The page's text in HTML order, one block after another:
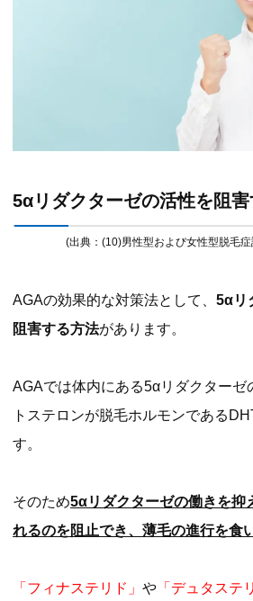
5αリダクターゼの活性を阻害
(出典：(10)男性型および女性型脱毛
AGAの効果的な対策法として、 5αリ
阻害する方法があります。
AGAでは体内にある5αリダクターゼ
トステロンが脱毛ホルモンである
す。
そのため5αリダクターゼの働きを抑
れるのを阻止でき、薄毛の進行を食
「フィナステリド」 や 「デュタステ